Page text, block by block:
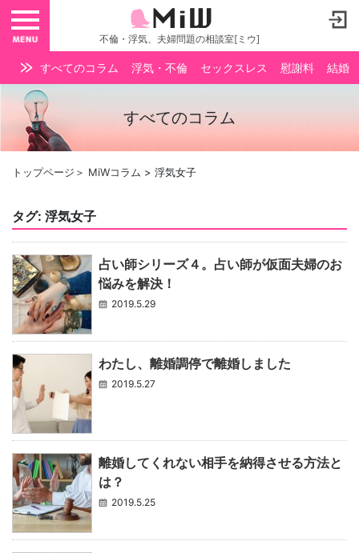
toggle navigation
不倫・浮気、夫婦問題の相談室[ミウ]
すべてのコラム 浮気・不倫 セックスレス 慰謝料 結婚
すべてのコラム
トップページ ＞ MiWコラム > 浮気女子
タグ: 浮気女子
占い師シリーズ４。占い師が仮面夫婦のお
悩みを解決！
2019.5.29
わたし、離婚調停で離婚しました
2019.5.27
離婚してくれない相手を納得させる方法と
は？
2019.5.25